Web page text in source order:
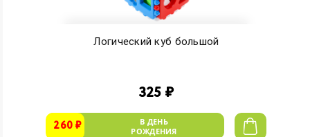
Логический куб большой
325 ₽
260 ₽
В ДЕНЬ
РОЖДЕНИЯ